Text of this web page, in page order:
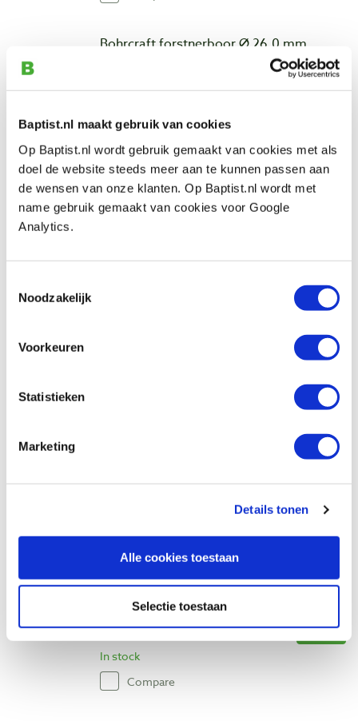
Baptist.nl maakt gebruik van cookies
Op Baptist.nl wordt gebruik gemaakt van cookies met als
doel de website steeds meer aan te kunnen passen aan
de wensen van onze klanten. Op Baptist.nl wordt met
name gebruik gemaakt van cookies voor Google
Analytics.
Noodzakelijk
Voorkeuren
Statistieken
Marketing
Details tonen
Alle cookies toestaan
Selectie toestaan
Bohrcraft forstnerboor Ø 26,0 mm
€ 18,05 incl. VAT
In stock
Compare
Zobo cilinderkopboor chroomstaal Ø
Famag cilinderkopboor Bormax Ø 26,0
Famag cilinderkopboor Bormax Ø 1 inch
Productnumber: 30676
€ 33,95 incl. VAT
€ 28,06 excl. VAT
In stock
Compare